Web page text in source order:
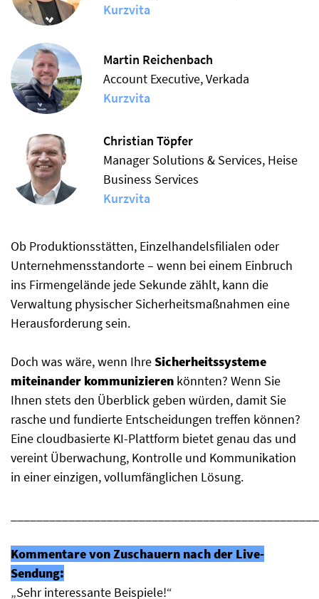
Kurzvita
Martin Reichenbach
Account Executive, Verkada
Kurzvita
Christian Töpfer
Manager Solutions & Services, Heise
Business Services
Kurzvita
Ob Produktionsstätten, Einzelhandelsfilialen oder
Unternehmensstandorte – wenn bei einem Einbruch
ins Firmengelände jede Sekunde zählt, kann die
Verwaltung physischer Sicherheitsmaßnahmen eine
Herausforderung sein.
Doch was wäre, wenn IhreSicherheitssysteme
miteinander kommunizieren könnten? Wenn Sie
Ihnen stets den Überblick geben würden, damit Sie
rasche und fundierte Entscheidungen treffen können?
Eine cloudbasierte KI-Plattform bietet genau das und
vereint Überwachung, Kontrolle und Kommunikation
in einer einzigen, vollumfänglichen Lösung.
Kommentare von Zuschauern nach der Live-
Sendung:
„Sehr interessante Beispiele!“